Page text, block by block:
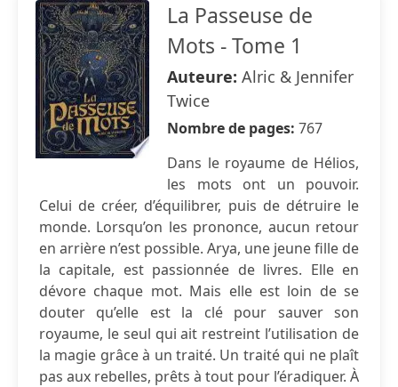
La Passeuse de
Mots - Tome 1
Auteure: Alric & Jennifer
Twice
Nombre de pages: 767
Dans le royaume de Hélios,
les mots ont un pouvoir.
Celui de créer, d’équilibrer, puis de détruire le
monde. Lorsqu’on les prononce, aucun retour
en arrière n’est possible. Arya, une jeune fille de
la capitale, est passionnée de livres. Elle en
dévore chaque mot. Mais elle est loin de se
douter qu’elle est la clé pour sauver son
royaume, le seul qui ait restreint l’utilisation de
la magie grâce à un traité. Un traité qui ne plaît
pas aux rebelles, prêts à tout pour l’éradiquer. À